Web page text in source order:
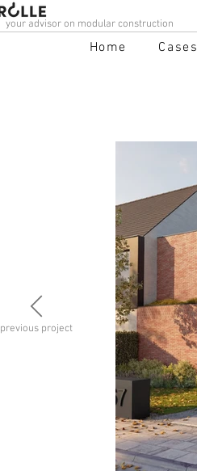
your advisor on modular construction
Home Cases
previous project